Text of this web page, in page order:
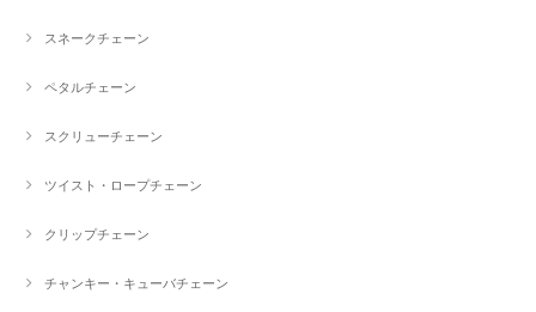
スネークチェーン
ペタルチェーン
スクリューチェーン
ツイスト・ロープチェーン
クリップチェーン
チャンキー・キューバチェーン